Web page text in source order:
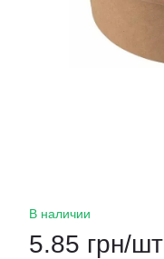
В наличии
5.85 грн/шт